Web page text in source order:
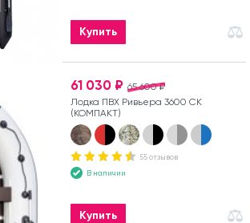
Купить
65 600 ₽
61 030 ₽
Лодка ПВХ Ривьера 3600 СК
(КОМПАКТ)
55 отзывов
В наличии
Купить